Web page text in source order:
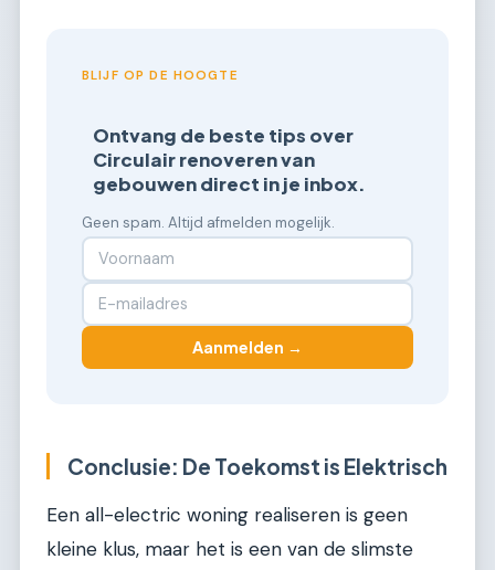
BLIJF OP DE HOOGTE
Ontvang de beste tips over
Circulair renoveren van
gebouwen direct in je inbox.
Geen spam. Altijd afmelden mogelijk.
Aanmelden →
Conclusie: De Toekomst is Elektrisch
Een all-electric woning realiseren is geen
kleine klus, maar het is een van de slimste